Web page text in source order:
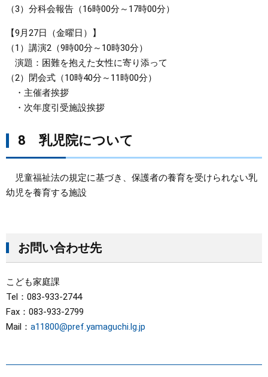
（3）分科会報告（16時00分～17時00分）
【9月27日（金曜日）】
（1）講演2（9時00分～10時30分）
演題：困難を抱えた女性に寄り添って
（2）閉会式（10時40分～11時00分）
・主催者挨拶
・次年度引受施設挨拶
8 乳児院について
児童福祉法の規定に基づき、保護者の養育を受けられない乳
幼児を養育する施設
お問い合わせ先
こども家庭課
Tel：083-933-2744
Fax：083-933-2799
Mail： a11800@pref.yamaguchi.lg.jp